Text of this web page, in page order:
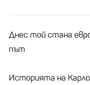
Днес той стана
път
Историята на